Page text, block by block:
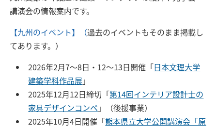
〒920-0941 石川県金沢市旭町1-25-25
講演会の情報案内です。
【九州のイベント】（過去のイベントもそのまま掲載し
てあります。）
2026年2月7〜8日・12〜13日開催「日本文理大学
建築学科作品展」
2025年12月12日締切「第14回インテリア設計士の
家具デザインコンペ 」（後援事業）
2025年10月4日開催「熊本県立大学公開講演会「原